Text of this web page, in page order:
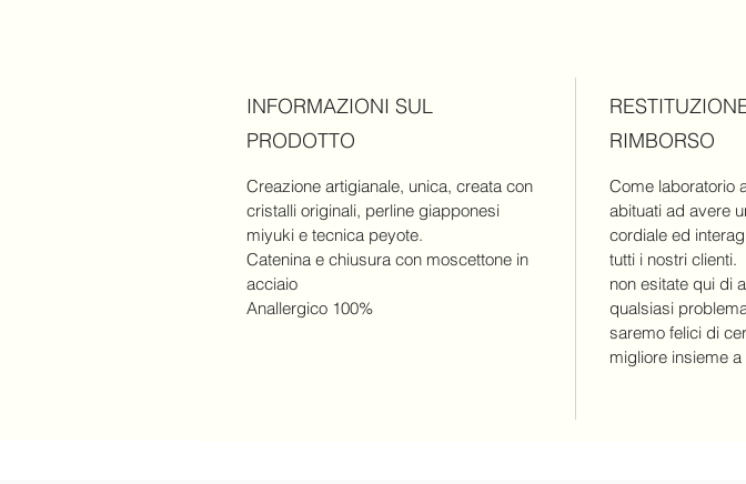
INFORMAZIONI SUL
PRODOTTO
Creazione artigianale, unica, creata con
cristalli originali, perline giapponesi
miyuki e tecnica peyote.
Catenina e chiusura con moscettone in
acciaio
Anallergico 100%
RIMBORSO
Come laboratorio
abituati ad avere
cordiale ed
tutti i nostri clienti.
non esitate qui di
qualsiasi
saremo felici di
migliore insieme a